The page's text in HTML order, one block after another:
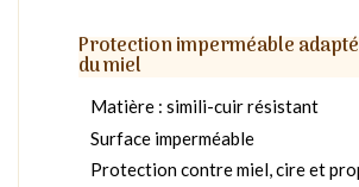
Protection imperméable
du miel
Matière : simili-cuir résistant
Surface imperméable
Protection contre miel, cire et